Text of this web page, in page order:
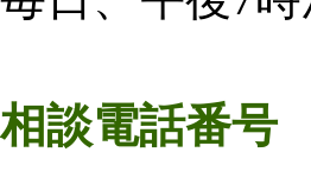
相談電話番号